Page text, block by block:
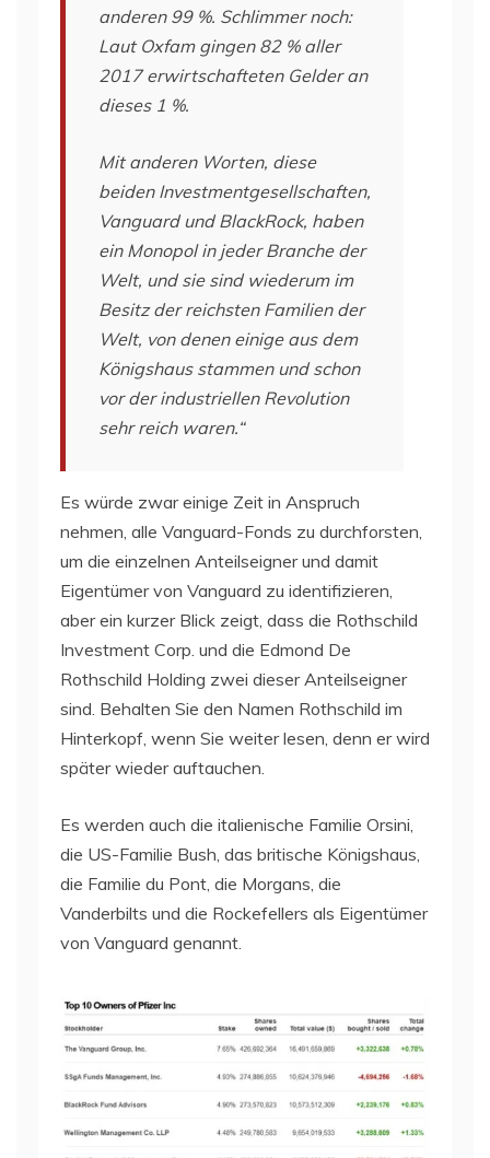
anderen 99 %. Schlimmer noch:
Laut Oxfam gingen 82 % aller
2017 erwirtschafteten Gelder an
dieses 1 %.
Mit anderen Worten, diese
beiden Investmentgesellschaften,
Vanguard und BlackRock, haben
ein Monopol in jeder Branche der
Welt, und sie sind wiederum im
Besitz der reichsten Familien der
Welt, von denen einige aus dem
Königshaus stammen und schon
vor der industriellen Revolution
sehr reich waren.“
Es würde zwar einige Zeit in Anspruch
nehmen, alle Vanguard-Fonds zu durchforsten,
um die einzelnen Anteilseigner und damit
Eigentümer von Vanguard zu identifizieren,
aber ein kurzer Blick zeigt, dass die Rothschild
Investment Corp. und die Edmond De
Rothschild Holding zwei dieser Anteilseigner
sind. Behalten Sie den Namen Rothschild im
Hinterkopf, wenn Sie weiter lesen, denn er wird
später wieder auftauchen.
Es werden auch die italienische Familie Orsini,
die US-Familie Bush, das britische Königshaus,
die Familie du Pont, die Morgans, die
Vanderbilts und die Rockefellers als Eigentümer
von Vanguard genannt.